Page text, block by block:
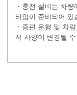
・충전 설비는 차
타입이 준비되어 있
・증편 운행 및 차
석 사양이 변경될